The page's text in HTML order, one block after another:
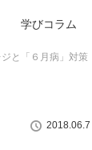
学びコラム
ジと「６月病」対策
2018.06.7